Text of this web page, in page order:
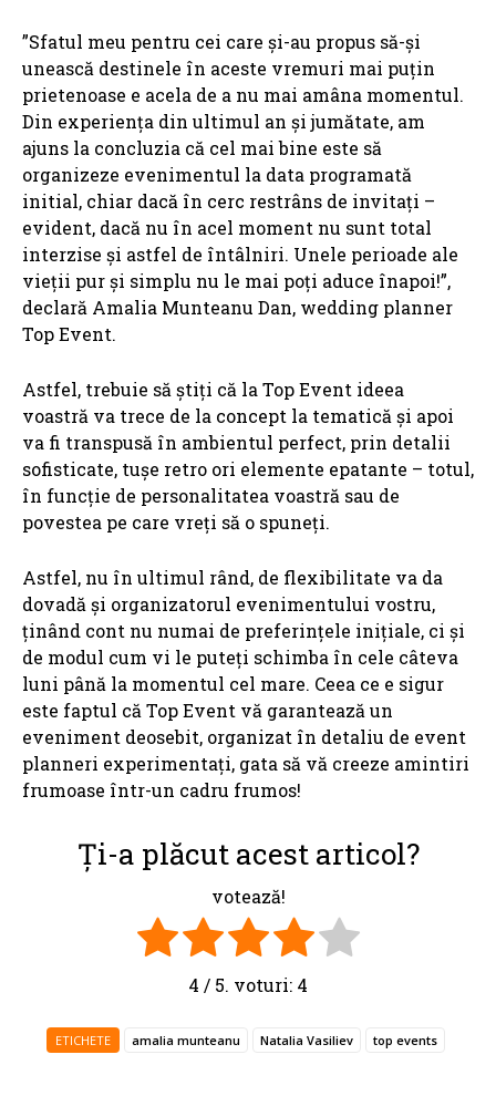
”Sfatul meu pentru cei care și-au propus să-și
unească destinele în aceste vremuri mai puțin
prietenoase e acela de a nu mai amâna momentul.
Din experiența din ultimul an și jumătate, am
ajuns la concluzia că cel mai bine este să
organizeze evenimentul la data programată
initial, chiar dacă în cerc restrâns de invitați –
evident, dacă nu în acel moment nu sunt total
interzise și astfel de întâlniri. Unele perioade ale
vieții pur și simplu nu le mai poți aduce înapoi!”,
declară Amalia Munteanu Dan, wedding planner
Top Event.
Astfel, trebuie să știți că la Top Event ideea
voastră va trece de la concept la tematică și apoi
va fi transpusă în ambientul perfect, prin detalii
sofisticate, tușe retro ori elemente epatante – totul,
în funcție de personalitatea voastră sau de
povestea pe care vreți să o spuneți.
Astfel, nu în ultimul rând, de flexibilitate va da
dovadă și organizatorul evenimentului vostru,
ținând cont nu numai de preferințele inițiale, ci și
de modul cum vi le puteți schimba în cele câteva
luni până la momentul cel mare. Ceea ce e sigur
este faptul că Top Event vă garantează un
eveniment deosebit, organizat în detaliu de event
planneri experimentați, gata să vă creeze amintiri
frumoase într-un cadru frumos!
Ți-a plăcut acest articol?
votează!
4 / 5. voturi: 4
ETICHETE amalia munteanu Natalia Vasiliev top events